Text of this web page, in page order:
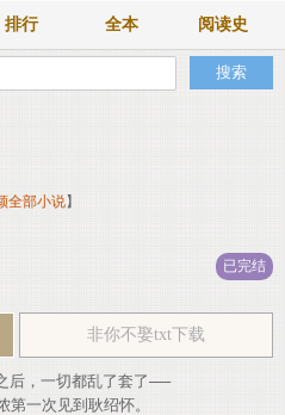
排行 全本 阅读史
全部小说】
已完结
非你不娶txt下载
，一切都乱了套了──
一次见到耿绍怀。